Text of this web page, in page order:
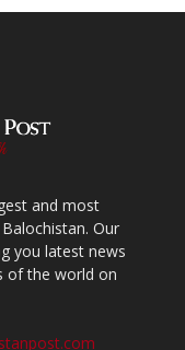
and most
Our
you latest news
of the world on